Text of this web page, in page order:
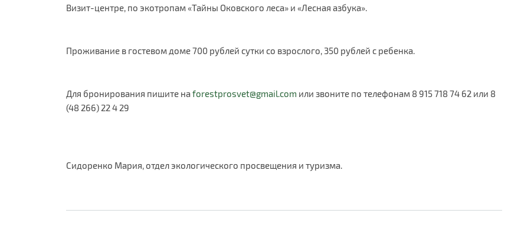
Визит-центре, по экотропам «Тайны Оковского леса» и «Лесная азбука».
Проживание в гостевом доме 700 рублей сутки со взрослого, 350 рублей с ребенка.
Для бронирования пишите наforestprosvet@gmail.com или звоните по телефонам 8 915 718 74 62 или 8
(48 266) 22 4 29
Сидоренко Мария, отдел экологического просвещения и туризма.